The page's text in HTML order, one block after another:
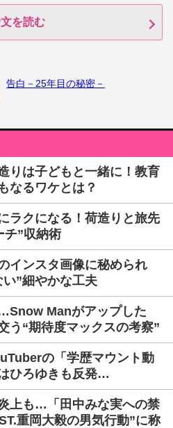
を読む
告白－25年目の秘密－
りは子どもと一緒に！教育
なるワケとは？
ラクになる！荷造りと旅先
チ”収納術
インスタ画像に秘められ
”細やかな工夫
Manがアップした
う“期待度マックスの考察”
の「学歴マウント動
ひろゆきも反発…
上も…「田中みな実への禁
重岡大毅の男気行動”に称